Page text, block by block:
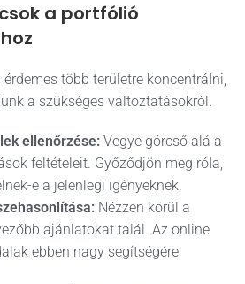
a portfólió
több területre koncentrálni,
a szükséges változtatásokról.
ellenőrzése: Vegye górcső alá a
feltételeit. Győződjön meg róla,
e a jelenlegi igényeknek.
Nézzen körül a
ajánlatokat talál. Az online
ebben nagy segítségére